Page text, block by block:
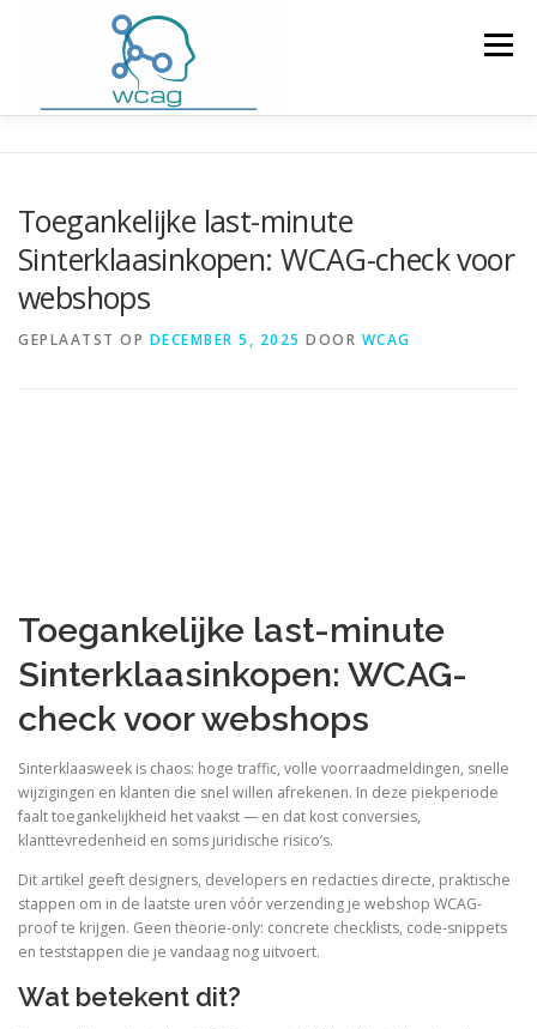
Menu
WCAG CHECKER / VALIDATOR BLOG
DOWNLOAD PLUGIN CONTACT
Toegankelijke last-minute
Sinterklaasinkopen: WCAG-check voor
webshops
GEPLAATST OP DECEMBER 5, 2025 DOOR WCAG
Toegankelijke last-minute
Sinterklaasinkopen: WCAG-
check voor webshops
Sinterklaasweek is chaos: hoge traffic, volle voorraadmeldingen, snelle
wijzigingen en klanten die snel willen afrekenen. In deze piekperiode
faalt toegankelijkheid het vaakst — en dat kost conversies,
klanttevredenheid en soms juridische risico’s.
Dit artikel geeft designers, developers en redacties directe, praktische
stappen om in de laatste uren vóór verzending je webshop WCAG-
proof te krijgen. Geen theorie-only: concrete checklists, code-snippets
en teststappen die je vandaag nog uitvoert.
Wat betekent dit?